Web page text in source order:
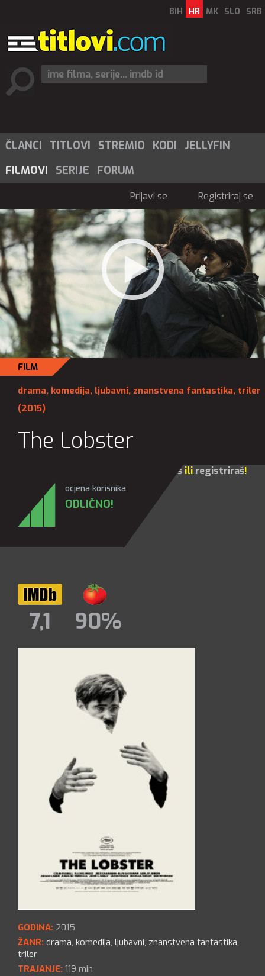
BiH HR MK SLO SRB
ČLANCI TITLOVI STREMIO KODI
JELLYFIN
FILMOVI
SERIJE FORUM
Prijavi se Registriraj se
FILM
drama, komedija, ljubavni, znanstvena fantastika, triler
(2015)
The Lobster
prijaviš ili registriraš!
ocjena korisnika
ODLIČNO!
7,1 90%
GODINA: 2015
ŽANR: drama, komedija, ljubavni, znanstvena fantastika,
triler
TRAJANJE: 119 min